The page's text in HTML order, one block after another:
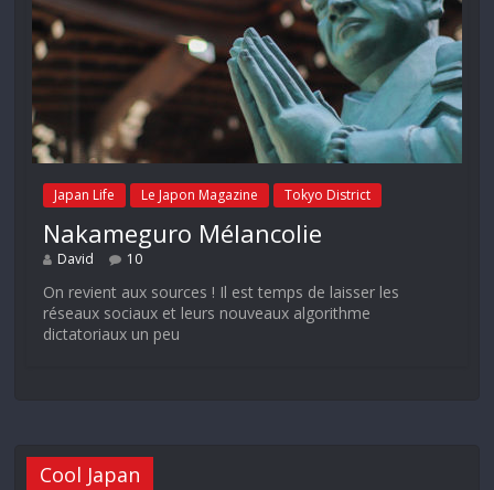
Japan Life Le Japon Magazine Tokyo District
Nakameguro Mélancolie
David 10
On revient aux sources ! Il est temps de laisser les
réseaux sociaux et leurs nouveaux algorithme
dictatoriaux un peu
Cool Japan